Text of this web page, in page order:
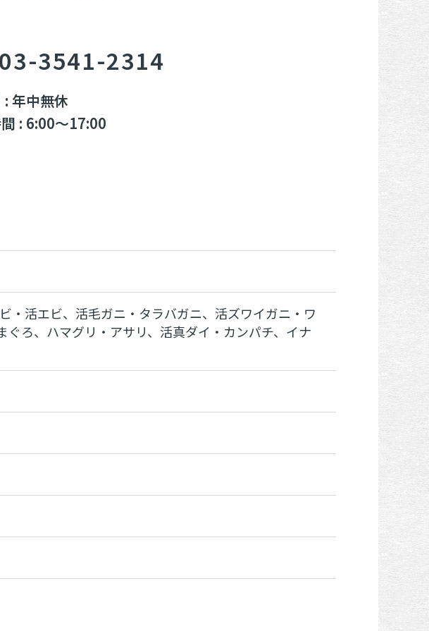
03-3541-2314
: 年中無休
: 6:00～17:00
・活エビ、活毛ガニ・タラバガニ、活ズワイガニ・ワ
ろ、ハマグリ・アサリ、活真ダイ・カンパチ、イナ